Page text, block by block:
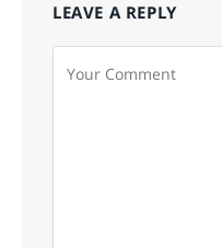
LEAVE A REPLY